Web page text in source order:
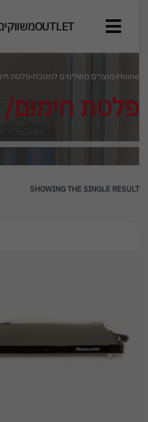
OUTLET
Home
›מוצרים משלימים למטבח›פלטת
פלטת
SHOWING THE SINGLE RESULT